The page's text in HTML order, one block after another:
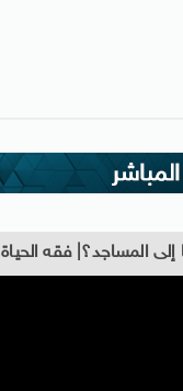
إلى المساجد؟| فقه الحياة